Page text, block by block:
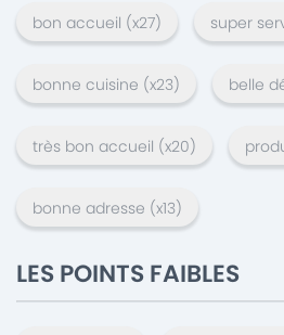
bon accueil (x27) super
bonne cuisine (x23) belle
très bon accueil (x20)
bonne adresse (x13)
LES POINTS FAIBLES